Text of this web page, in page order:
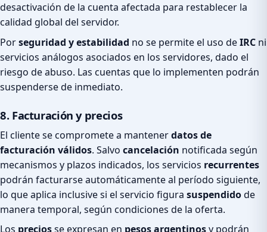
desactivación de la cuenta afectada para restablecer la
calidad global del servidor.
Porseguridad y estabilidad no se permite el uso deIRC ni
servicios análogos asociados en los servidores, dado el
riesgo de abuso. Las cuentas que lo implementen podrán
suspenderse de inmediato.
8. Facturación y precios
El cliente se compromete a mantenerdatos de
facturación válidos. Salvo cancelación notificada según
mecanismos y plazos indicados, los servicios recurrentes
podrán facturarse automáticamente al período siguiente,
lo que aplica inclusive si el servicio figura suspendidode
manera temporal, según condiciones de la oferta.
Los preciosse expresan en pesos argentinosy podrán